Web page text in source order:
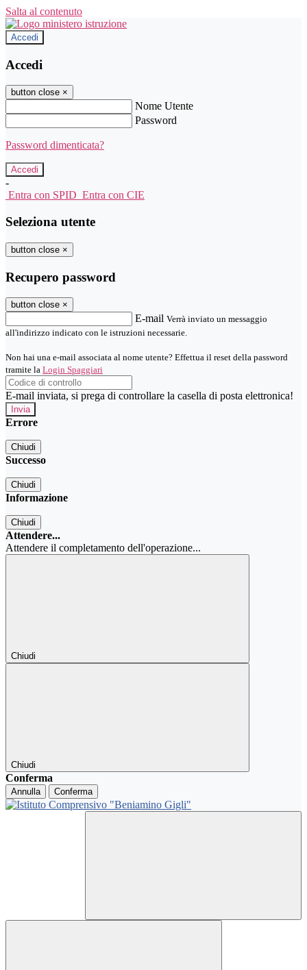
Salta al contenuto
Accedi
Accedi
button close ×
Nome Utente
Password
Password dimenticata?
-
Entra con SPID Entra con CIE
Seleziona utente
button close ×
Recupero password
button close ×
E-mail Verrà inviato un messaggio
all'indirizzo indicato con le istruzioni necessarie.
Non hai una e-mail associata al nome utente? Effettua il reset della password
tramite la Login Spaggiari
E-mail inviata, si prega di controllare la casella di posta elettronica!
Errore
Chiudi
Successo
Chiudi
Informazione
Chiudi
Attendere...
Attendere il completamento dell'operazione...
Chiudi
Chiudi
Conferma
Annulla Conferma